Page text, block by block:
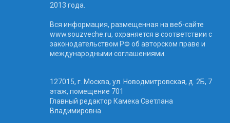
2013 года.
Вся информация, размещенная на веб-сайте
www.souzveche.ru, охраняется в соответствии с
законодательством РФ об авторском праве и
международными соглашениями.
127015, г. Москва, ул. Новодмитровская, д. 2Б, 7
этаж, помещение 701
Главный редактор Камека Светлана
Владимировна